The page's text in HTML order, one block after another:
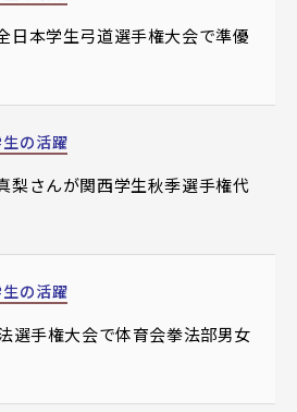
日本学生弓道選手権大会で準優
の活躍
梨さんが関西学生秋季選手権代
の活躍
選手権大会で体育会拳法部男女